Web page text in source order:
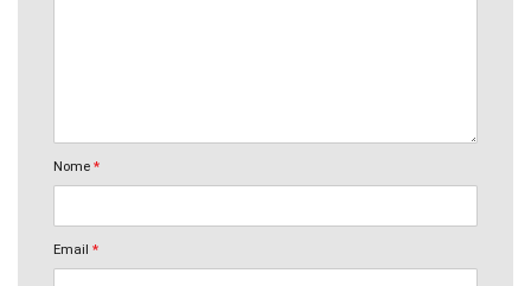
Nome *
Email *